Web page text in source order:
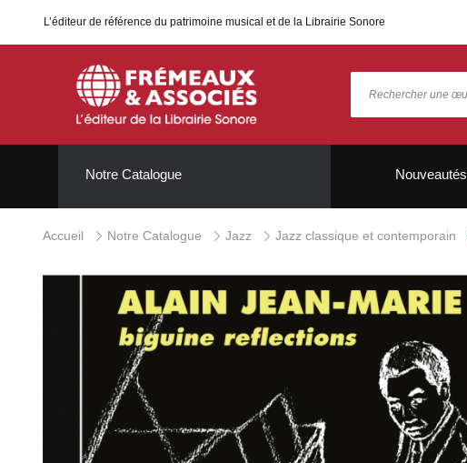
L’éditeur de référence du patrimoine musical et de la Librairie Sonore
Notre Catalogue Nouveautés
Accueil Notre Catalogue Jazz Jazz classique et contemporain